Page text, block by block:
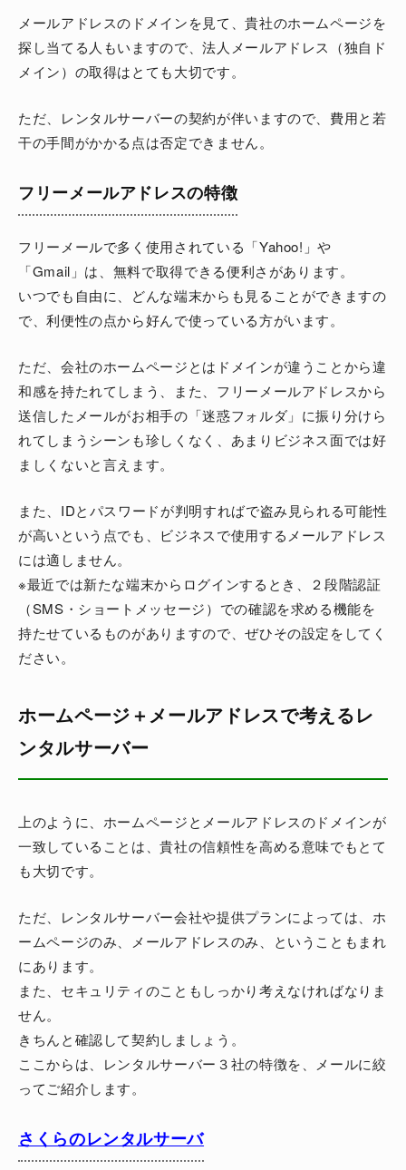
メールアドレスのドメインを見て、貴社のホームページを
探し当てる人もいますので、法人メールアドレス（独自ド
メイン）の取得はとても大切です。
ただ、レンタルサーバーの契約が伴いますので、費用と若
干の手間がかかる点は否定できません。
フリーメールアドレスの特徴
フリーメールで多く使用されている「Yahoo!」や
「Gmail」は、無料で取得できる便利さがあります。
いつでも自由に、どんな端末からも見ることができますの
で、利便性の点から好んで使っている方がいます。
ただ、会社のホームページとはドメインが違うことから違
和感を持たれてしまう、また、フリーメールアドレスから
送信したメールがお相手の「迷惑フォルダ」に振り分けら
れてしまうシーンも珍しくなく、あまりビジネス面では好
ましくないと言えます。
また、IDとパスワードが判明すればで盗み見られる可能性
が高いという点でも、ビジネスで使用するメールアドレス
には適しません。
※最近では新たな端末からログインするとき、２段階認証
（SMS・ショートメッセージ）での確認を求める機能を
持たせているものがありますので、ぜひその設定をしてく
ださい。
ホームページ＋メールアドレスで考えるレ
ンタルサーバー
上のように、ホームページとメールアドレスのドメインが
一致していることは、貴社の信頼性を高める意味でもとて
も大切です。
ただ、レンタルサーバー会社や提供プランによっては、ホ
ームページのみ、メールアドレスのみ、ということもまれ
にあります。
また、セキュリティのこともしっかり考えなければなりま
せん。
きちんと確認して契約しましょう。
ここからは、レンタルサーバー３社の特徴を、メールに絞
ってご紹介します。
さくらのレンタルサーバ